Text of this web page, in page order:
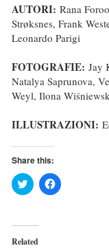
AUTORI: Rana
Strøksnes, Frank
Leonardo Parigi
FOTOGRAFIE: Jay
Natalya Saprunova,
Weyl, Ilona
ILLUSTRAZIONI:
Share this:
Click
to
(Opens
in
new
Click
to
Related